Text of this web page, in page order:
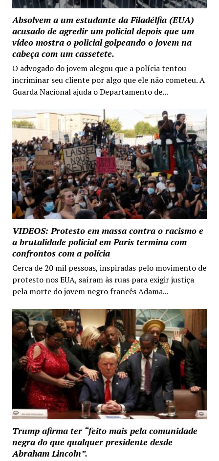
Absolvem a um estudante da Filadélfia (EUA)
acusado de agredir um policial depois que um
vídeo mostra o policial golpeando o jovem na
cabeça com um cassetete.
O advogado do jovem alegou que a polícia tentou
incriminar seu cliente por algo que ele não cometeu. A
Guarda Nacional ajuda o Departamento de...
VIDEOS: Protesto em massa contra o racismo e
a brutalidade policial em Paris termina com
confrontos com a polícia
Cerca de 20 mil pessoas, inspiradas pelo movimento de
protesto nos EUA, saíram às ruas para exigir justiça
pela morte do jovem negro francês Adama...
Trump afirma ter “feito mais pela comunidade
negra do que qualquer presidente desde
Abraham Lincoln”.